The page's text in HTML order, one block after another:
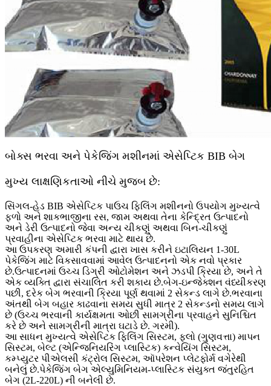
બોક્સ ભરવા અને પેકેજિંગ મશીનમાં એસેપ્ટિક BIB બેગ
મુખ્ય લાક્ષણિકતાઓ નીચે મુજબ છે:
સિંગલ-હેડ BIB એસેપ્ટિક પાઉચ ફિલિંગ મશીનનો ઉપયોગ મુખ્યત્વે
ફળો અને શાકભાજીના રસ, જામ અથવા તેના કેન્દ્રિત ઉત્પાદનો
અને ડેરી ઉત્પાદનો જેવા અન્ય ચીકણું અથવા બિન-ચીકણું
પ્રવાહીના એસેપ્ટિક ભરવા માટે થાય છે.
આ ઉપકરણ અમારી કંપની દ્વારા ખાસ કરીને ઇટાલિયન 1-30L
પેકેજિંગ માટે વિકસાવવામાં આવેલ ઉત્પાદનનો એક નવો પ્રકાર
છે.ઉત્પાદનમાં ઉચ્ચ ડિગ્રી ઓટોમેશન અને ઝડપી ક્રિયા છે, અને તે
એક વ્યક્તિ દ્વારા સંચાલિત કરી શકાય છે.બેગ-ઇન્જેક્શન વંધ્યીકરણ
પછી, દરેક બેગ ભરવાની ક્રિયા પૂર્ણ થવામાં 2 સેકન્ડ લાગે છે.ભરવાના
અંતથી બેગ બહાર કાઢવાના સમય સુધી માત્ર 2 સેકન્ડનો સમય લાગે
છે (ઉચ્ચ ભરવાની કાર્યક્ષમતા ઓછી સામગ્રીના પ્રવાહને સુનિશ્ચિત
કરે છે અને સામગ્રીની માત્રા ઘટાડે છે. ગરમી).
આ સાધન મુખ્યત્વે એસેપ્ટિક ફિલિંગ સિસ્ટમ, ફ્લો (ગુણવત્તા) માપન
સિસ્ટમ, બેલ્ટ (એન્જિનિયરિંગ પ્લાસ્ટિક) કન્વેયિંગ સિસ્ટમ,
કમ્પ્યુટર પીએલસી કંટ્રોલ સિસ્ટમ, ઑપરેશન પ્લેટફોર્મ વગેરેથી
બનેલું છે.પેકેજિંગ બેગ એલ્યુમિનિયમ-પ્લાસ્ટિક સંયુક્ત જંતુરહિત
બેગ (2L-220L) ની બનેલી છે.